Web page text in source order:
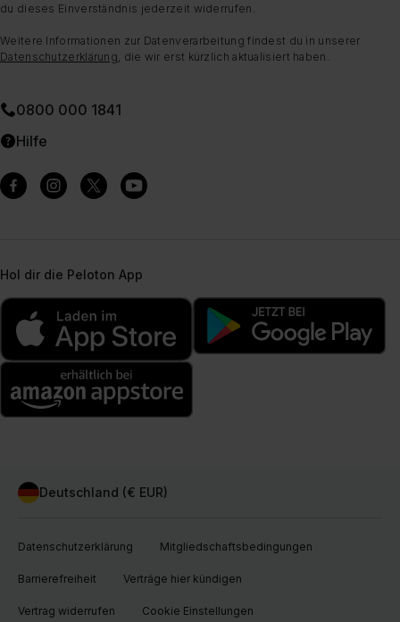
du dieses Einverständnis jederzeit widerrufen.
Weitere Informationen zur Datenverarbeitung findest du in unserer
Datenschutzerklärung , die wir erst kürzlich aktualisiert haben.
0800 000 1841
Hilfe
Hol dir die Peloton App
Deutschland (€ EUR)
Datenschutzerklärung Mitgliedschaftsbedingungen
Barrierefreiheit Verträge hier kündigen
Vertrag widerrufen Cookie Einstellungen